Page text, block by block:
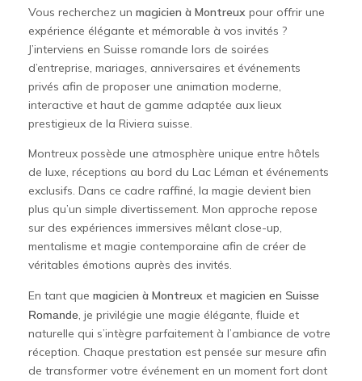
Vous recherchez un magicien à Montreux pour offrir une
expérience élégante et mémorable à vos invités ?
J’interviens en Suisse romande lors de soirées
d’entreprise, mariages, anniversaires et événements
privés afin de proposer une animation moderne,
interactive et haut de gamme adaptée aux lieux
prestigieux de la Riviera suisse.
Montreux possède une atmosphère unique entre hôtels
de luxe, réceptions au bord du Lac Léman et événements
exclusifs. Dans ce cadre raffiné, la magie devient bien
plus qu’un simple divertissement. Mon approche repose
sur des expériences immersives mêlant close-up,
mentalisme et magie contemporaine afin de créer de
véritables émotions auprès des invités.
En tant que magicien à Montreux et magicien en Suisse
Romande, je privilégie une magie élégante, fluide et
naturelle qui s’intègre parfaitement à l’ambiance de votre
réception. Chaque prestation est pensée sur mesure afin
de transformer votre événement en un moment fort dont